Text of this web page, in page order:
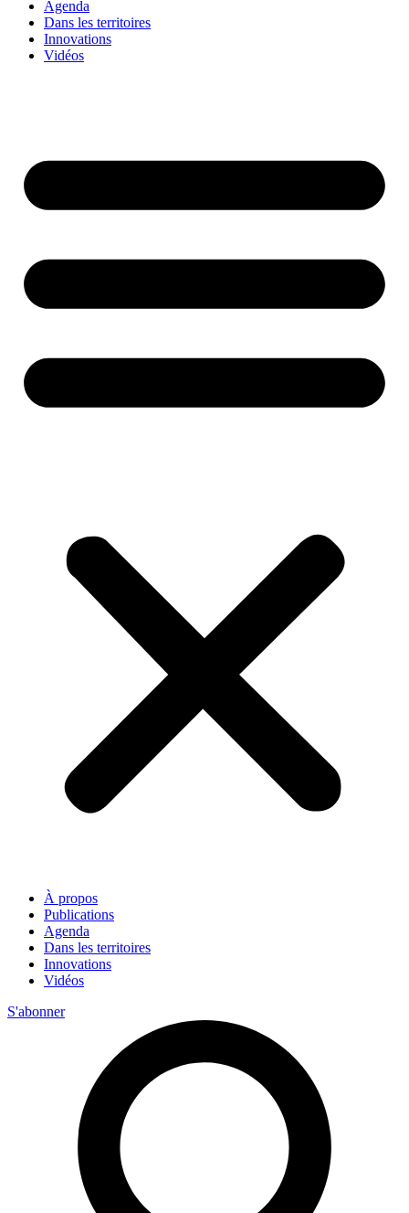
Agenda
Dans les territoires
Innovations
Vidéos
À propos
Publications
Agenda
Dans les territoires
Innovations
Vidéos
S'abonner